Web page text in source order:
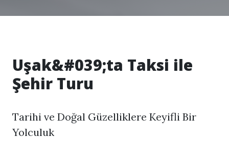
Uşak&#039;ta Taksi ile
Şehir Turu
Tarihi ve Doğal Güzelliklere Keyifli Bir
Yolculuk